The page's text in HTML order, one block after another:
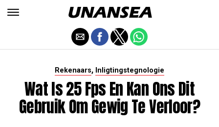
Rekenaars, Inligtingstegnologie
Wat Is 25 Fps En Kan Ons Dit
Gebruik Om Gewig Te Verloor?